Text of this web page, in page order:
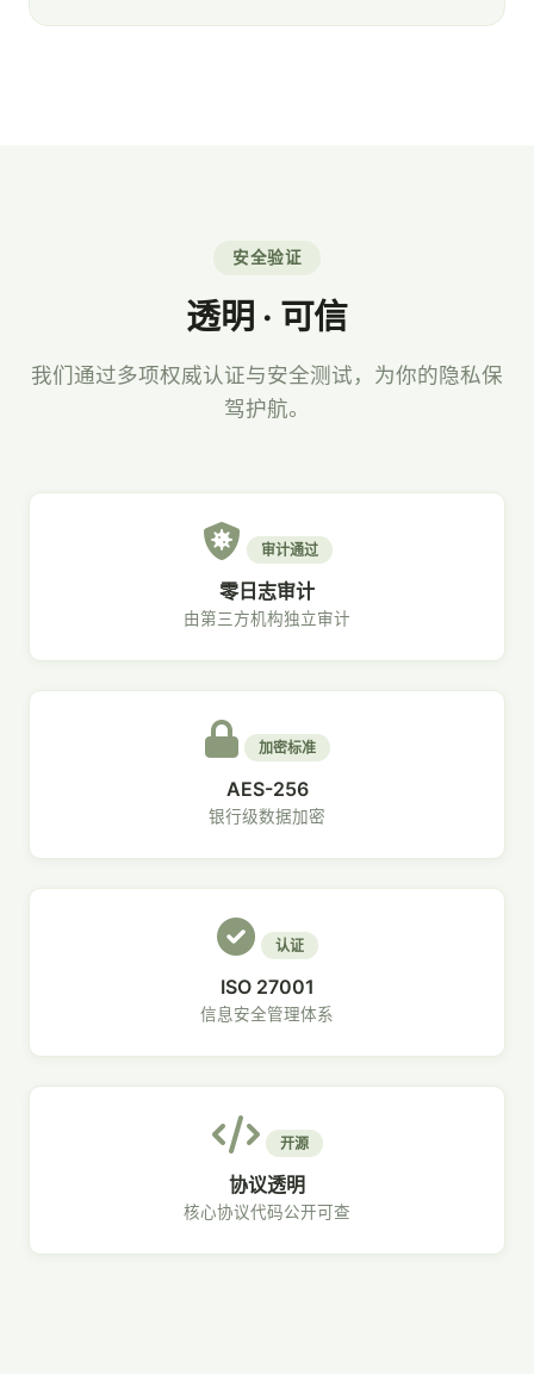
安全验证
透明 · 可信
我们通过多项权威认证与安全测试，为你的隐私保
驾护航。
审计通过
零日志审计
由第三方机构独立审计
加密标准
AES-256
银行级数据加密
认证
ISO 27001
信息安全管理体系
开源
协议透明
核心协议代码公开可查